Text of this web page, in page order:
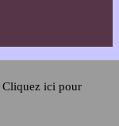
Cliquez ici pour